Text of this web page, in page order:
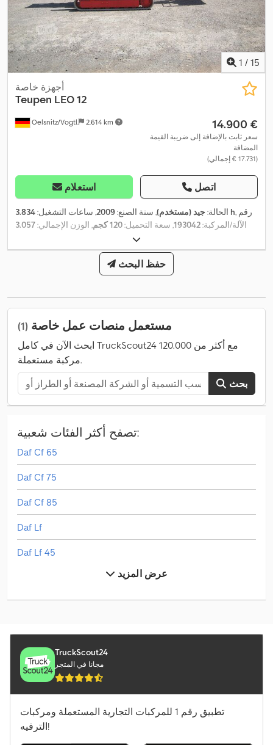
1 / 15
Oelsnitz/Vogtl. 2.614 km
أجهزة خاصة
Teupen LEO 12
‏14.900 €
سعر ثابت بالإضافة إلى ضريبة القيمة
المضافة
(‏17.731 € إجمالي)
استعلام اتصل
الحالة:جيد (مستخدم), سنة الصنع:2009, ساعات التشغيل: 3.834 h, رقم
الآلة/المركبة:193042, سعة التحميل:120 كجم , الوزن الإجمالي:3.057
, الحد الأقصى لعرض المنتج:
العمل:12.000 مم ,
حفظ البحث
مستعمل منصات عمل خاصة (1)
ابحث الآن في كامل TruckScout24 مع أكثر من 120.000
مركبة مستعملة.
بحث
تصفح أكثر الفئات شعبية:
Daf Cf 65
Daf Cf 75
Daf Cf 85
Daf Lf
Daf Lf 45
Linde L 10
Linde L 16
Linde V
Man Tgl 10
عرض المزيد
TruckScout24
مجانا في المتجر
تطبيق رقم 1 للمركبات التجارية المستعملة ومركبات
الترفيه!